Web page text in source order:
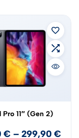
Pro 11″ (Gen 2)
€ – 299,90€